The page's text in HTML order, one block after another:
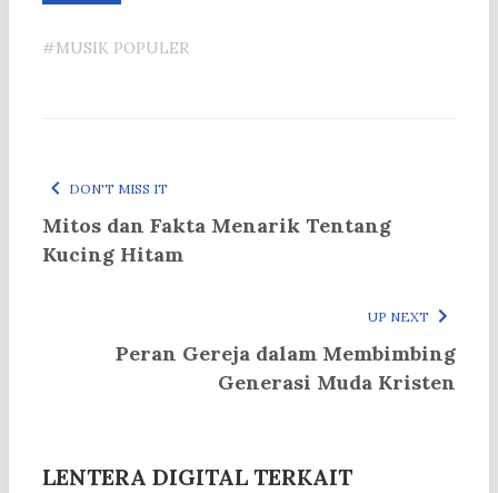
#MUSIK POPULER
DON'T MISS IT
Mitos dan Fakta Menarik Tentang
Kucing Hitam
UP NEXT
Peran Gereja dalam Membimbing
Generasi Muda Kristen
LENTERA DIGITAL TERKAIT